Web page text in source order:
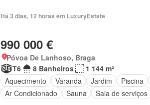
Há 3 dias, 12 horas em LuxuryEstate
990 000 €
Póvoa De Lanhoso, Braga
T6
8 Banheiros
1 144 m²
Aquecimento
Varanda Jardim Piscina
Ar Condicionado
Sauna Sala de serviços